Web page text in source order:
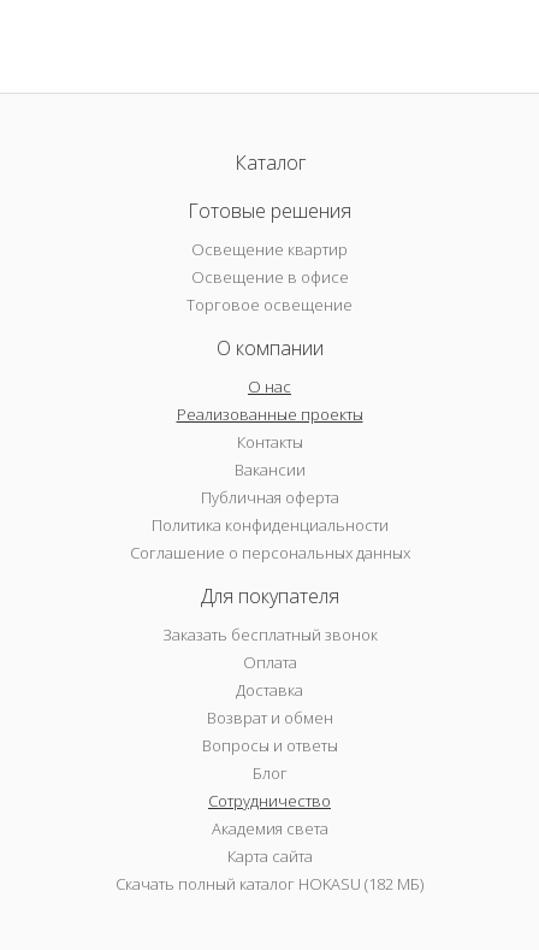
Каталог
Готовые решения
Освещение квартир
Освещение в офисе
Торговое освещение
О компании
О нас
Реализованные проекты
Контакты
Вакансии
Публичная оферта
Политика конфиденциальности
Соглашение о персональных данных
Для покупателя
Заказать бесплатный звонок
Оплата
Доставка
Возврат и обмен
Вопросы и ответы
Блог
Сотрудничество
Академия света
Карта сайта
Скачать полный каталог HOKASU (182 МБ)